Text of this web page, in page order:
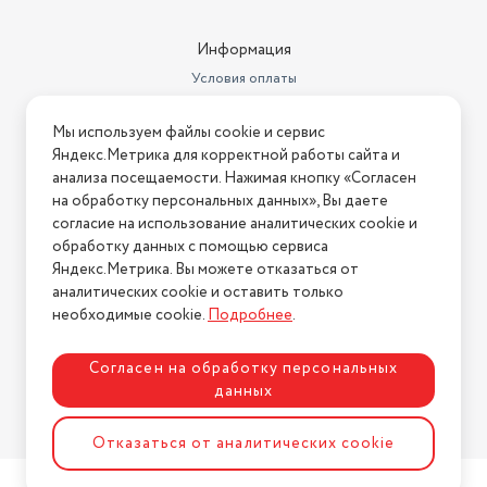
Информация
Условия оплаты
Условия возврата
Нашли ошибку на сайте? Напишите нам
2026 © Интернет-магазин "АстМаркет". У нас есть всё!
Политика конфиденциальности
Разработка сайтаASTDESIGN
Мы используем файлы cookie и сервис
Яндекс.Метрика для корректной работы сайта и
анализа посещаемости. Нажимая кнопку «Согласен
на обработку персональных данных», Вы даете
согласие на использование аналитических cookie и
обработку данных с помощью сервиса
Яндекс.Метрика. Вы можете отказаться от
аналитических cookie и оставить только
необходимые cookie.Подробнее.
Согласен на обработку персональных
данных
Отказаться от аналитических cookie